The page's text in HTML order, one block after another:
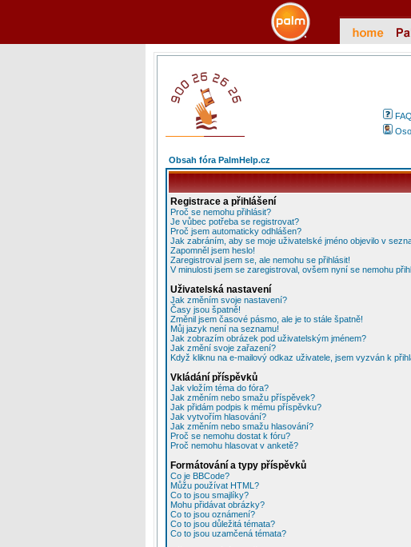
FAQ
Obsah fóra PalmHelp.cz
Registrace a přihlášení
Proč se nemohu přihlásit?
Je vůbec potřeba se registrovat?
Proč jsem automaticky odhlášen?
Jak zabráním, aby se moje uživatelské jméno objevilo v
Zapomněl jsem heslo!
Zaregistroval jsem se, ale nemohu se přihlásit!
V minulosti jsem se zaregistroval, ovšem nyní se nemohu
Uživatelská nastavení
Jak změním svoje nastavení?
Časy jsou špatně!
Změnil jsem časové pásmo, ale je to stále špatně!
Můj jazyk není na seznamu!
Jak zobrazím obrázek pod uživatelským jménem?
Jak změní svoje zařazení?
Když kliknu na e-mailový odkaz uživatele, jsem vyzván k
Vkládání příspěvků
Jak vložím téma do fóra?
Jak změním nebo smažu příspěvek?
Jak přidám podpis k mému příspěvku?
Jak vytvořím hlasování?
Jak změním nebo smažu hlasování?
Proč se nemohu dostat k fóru?
Proč nemohu hlasovat v anketě?
Formátování a typy příspěvků
Co je BBCode?
Můžu používat HTML?
Co to jsou smajlíky?
Mohu přidávat obrázky?
Co to jsou oznámení?
Co to jsou důležitá témata?
Co to jsou uzamčená témata?